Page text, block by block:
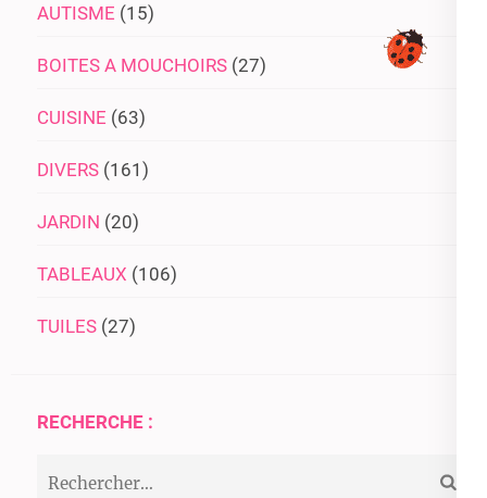
AUTISME (15)
BOITES A MOUCHOIRS (27)
CUISINE (63)
DIVERS (161)
JARDIN (20)
TABLEAUX (106)
TUILES (27)
RECHERCHE :